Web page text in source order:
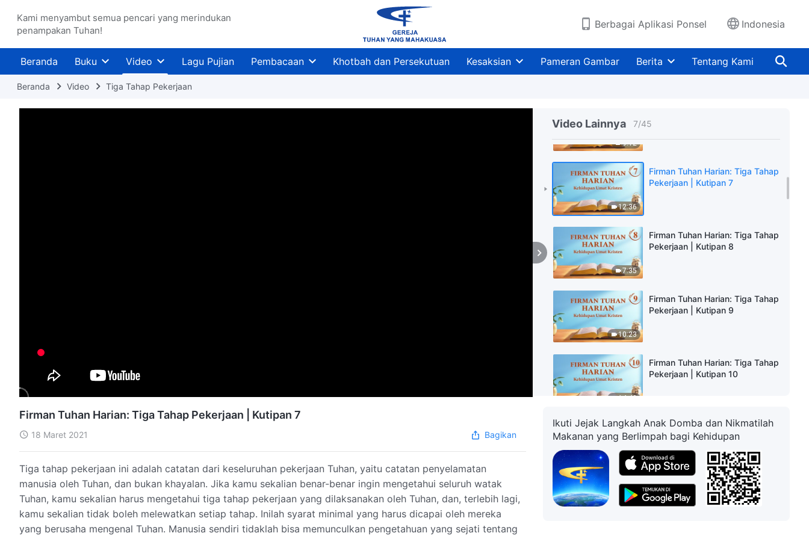
Kami menyambut semua pencari yang merindukan
penampakan Tuhan!
Berbagai Aplikasi Ponsel Indonesia
Beranda Buku Video Lagu Pujian Pembacaan Khotbah dan Persekutuan Kesaksian Pameran Gambar Berita Tentang Kami
Beranda Video Tiga Tahap Pekerjaan
Video Lainnya 7/45
9:12
Pekerjaan | Kutipan 6
12:36
Firman Tuhan Harian: Tiga Tahap
Pekerjaan | Kutipan 7
7:35
Firman Tuhan Harian: Tiga Tahap
Pekerjaan | Kutipan 8
10:23
Firman Tuhan Harian: Tiga Tahap
Pekerjaan | Kutipan 9
14:43
Firman Tuhan Harian: Tiga Tahap
Pekerjaan | Kutipan 10
13:52
Firman Tuhan Harian: Tiga Tahap
Pekerjaan | Kutipan 11
Firman Tuhan Harian: Tiga Tahap
Pekerjaan | Kutipan 12
Firman Tuhan Harian: Tiga Tahap Pekerjaan | Kutipan 7
18 Maret 2021 Bagikan
Tiga tahap pekerjaan ini adalah catatan dari keseluruhan pekerjaan Tuhan, yaitu catatan penyelamatan
manusia oleh Tuhan, dan bukan khayalan. Jika kamu sekalian benar-benar ingin mengetahui seluruh watak
Tuhan, kamu sekalian harus mengetahui tiga tahap pekerjaan yang dilaksanakan oleh Tuhan, dan, terlebih lagi,
kamu sekalian tidak boleh melewatkan setiap tahap. Inilah syarat minimal yang harus dicapai oleh mereka
yang berusaha mengenal Tuhan. Manusia sendiri tidaklah bisa memunculkan pengetahuan yang sejati tentang
Ikuti Jejak Langkah Anak Domba dan Nikmatilah
Makanan yang Berlimpah bagi Kehidupan